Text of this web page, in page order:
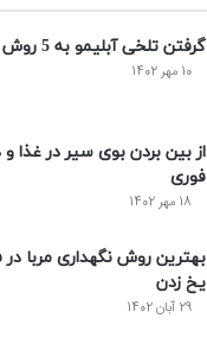
گرفتن تلخی آبلیمو به 5 روش ساده و فوری
10 مهر 1402
فوری
18 مهر 1402
بهترین روش نگهداری مربا
یخ زدن
29 آبان 1402